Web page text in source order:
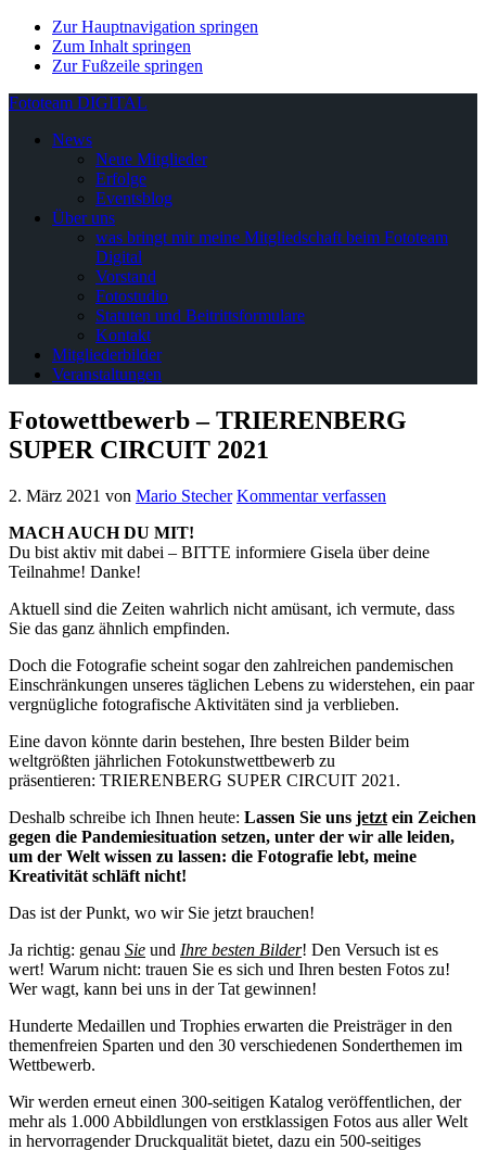
Zur Hauptnavigation springen
Zum Inhalt springen
Zur Fußzeile springen
Fototeam DIGITAL
News
Neue Mitglieder
Erfolge
Eventsblog
Über uns
was bringt mir meine Mitgliedschaft beim Fototeam
Digital
Vorstand
Fotostudio
Statuten und Beitrittsformulare
Kontakt
Mitgliederbilder
Veranstaltungen
Fotowettbewerb – TRIERENBERG
SUPER CIRCUIT 2021
2. März 2021 von Mario Stecher Kommentar verfassen
MACH AUCH DU MIT!
Du bist aktiv mit dabei – BITTE informiere Gisela über deine
Teilnahme! Danke!
Aktuell sind die Zeiten wahrlich nicht amüsant, ich vermute, dass
Sie das ganz ähnlich empfinden.
Doch die Fotografie scheint sogar den zahlreichen pandemischen
Einschränkungen unseres täglichen Lebens zu widerstehen, ein paar
vergnügliche fotografische Aktivitäten sind ja verblieben.
Eine davon könnte darin bestehen, Ihre besten Bilder beim
weltgrößten jährlichen Fotokunstwettbewerb zu
präsentieren: TRIERENBERG SUPER CIRCUIT 2021.
Deshalb schreibe ich Ihnen heute: Lassen Sie uns jetzt ein Zeichen
gegen die Pandemiesituation setzen, unter der wir alle leiden,
um der Welt wissen zu lassen: die Fotografie lebt, meine
Kreativität schläft nicht!
Das ist der Punkt, wo wir Sie jetzt brauchen!
Ja richtig: genau Sie und Ihre besten Bilder! Den Versuch ist es
wert! Warum nicht: trauen Sie es sich und Ihren besten Fotos zu!
Wer wagt, kann bei uns in der Tat gewinnen!
Hunderte Medaillen und Trophies erwarten die Preisträger in den
themenfreien Sparten und den 30 verschiedenen Sonderthemen im
Wettbewerb.
Wir werden erneut einen 300-seitigen Katalog veröffentlichen, der
mehr als 1.000 Abbildlungen von erstklassigen Fotos aus aller Welt
in hervorragender Druckqualität bietet, dazu ein 500-seitiges